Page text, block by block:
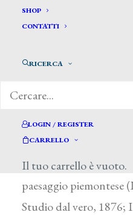
SHOP
CONTATTI
RICERCA
LOGIN / REGISTER
CARRELLO
Il tuo carrello è vuoto.
ABATE SECONDO
1890
Le uniche notizie
cataloghi delle
paesaggi e i quadri di
indicano partecipe alla
paesaggio
Studio dal vero, 1876;